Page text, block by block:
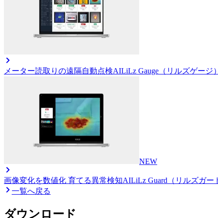
メーター読取りの遠隔自動点検AILiLz Gauge（リルズゲージ）
NEW
画像変化を数値化 育てる異常検知AILiLz Guard（リルズガー
一覧へ戻る
ダウンロード